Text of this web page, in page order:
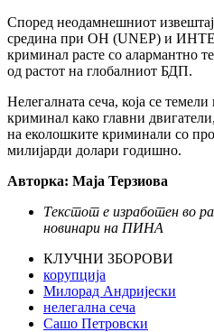
Според неодамнешниот
средина при ОН (UNEP) и
криминал расте со алармантно
од растот на глобалниот БДП.
Нелегалната сеча, која се
криминал како главни
на еколошките криминали со
милијарди долари годишно.
Авторка: Маја Терзиова
Текстот е изработен во
новинари на ПИНА
КЛУЧНИ ЗБОРОВИ
корупција
Милорад Андријески
нелегална сеча
Сашо Петровски